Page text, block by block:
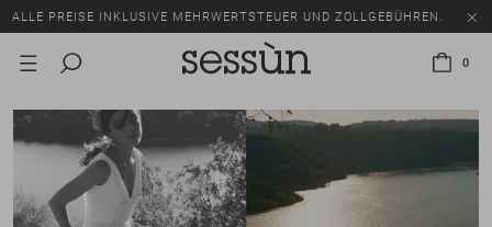
ALLE PREISE INKLUSIVE MEHRWERTSTEUER UND ZOLLGEBÜHREN.
SALE: BIS ZU -50% AUF EINE AUSWAHL AN ARTIKELN.
0